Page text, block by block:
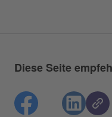
Diese Seite